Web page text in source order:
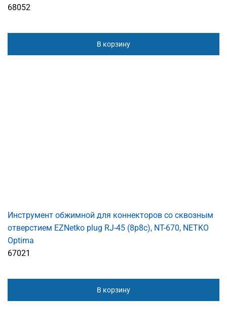
68052
В корзину
Инструмент обжимной для коннекторов со сквозным
отверстием EZNetko plug RJ-45 (8p8c), NT-670, NETKO
Optima
67021
В корзину